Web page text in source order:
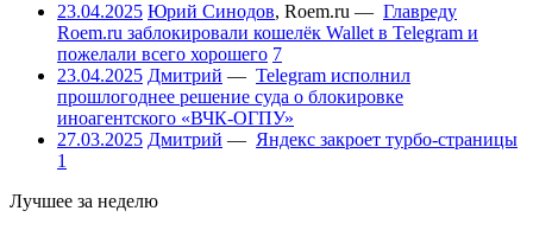
23.04.2025 Юрий Синодов, Roem.ru — Главреду
Roem.ru заблокировали кошелёк Wallet в Telegram и
пожелали всего хорошего 7
23.04.2025 Дмитрий — Telegram исполнил
прошлогоднее решение суда о блокировке
иноагентского «ВЧК-ОГПУ»
27.03.2025 Дмитрий — Яндекс закроет турбо-страницы
1
Лучшее за неделю